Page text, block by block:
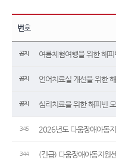
번호
공지
공지
공지
345
344